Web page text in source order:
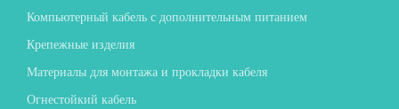
Компьютерный кабель с дополнительным питанием
Крепежные изделия
Материалы для монтажа и прокладки кабеля
Огнестойкий кабель